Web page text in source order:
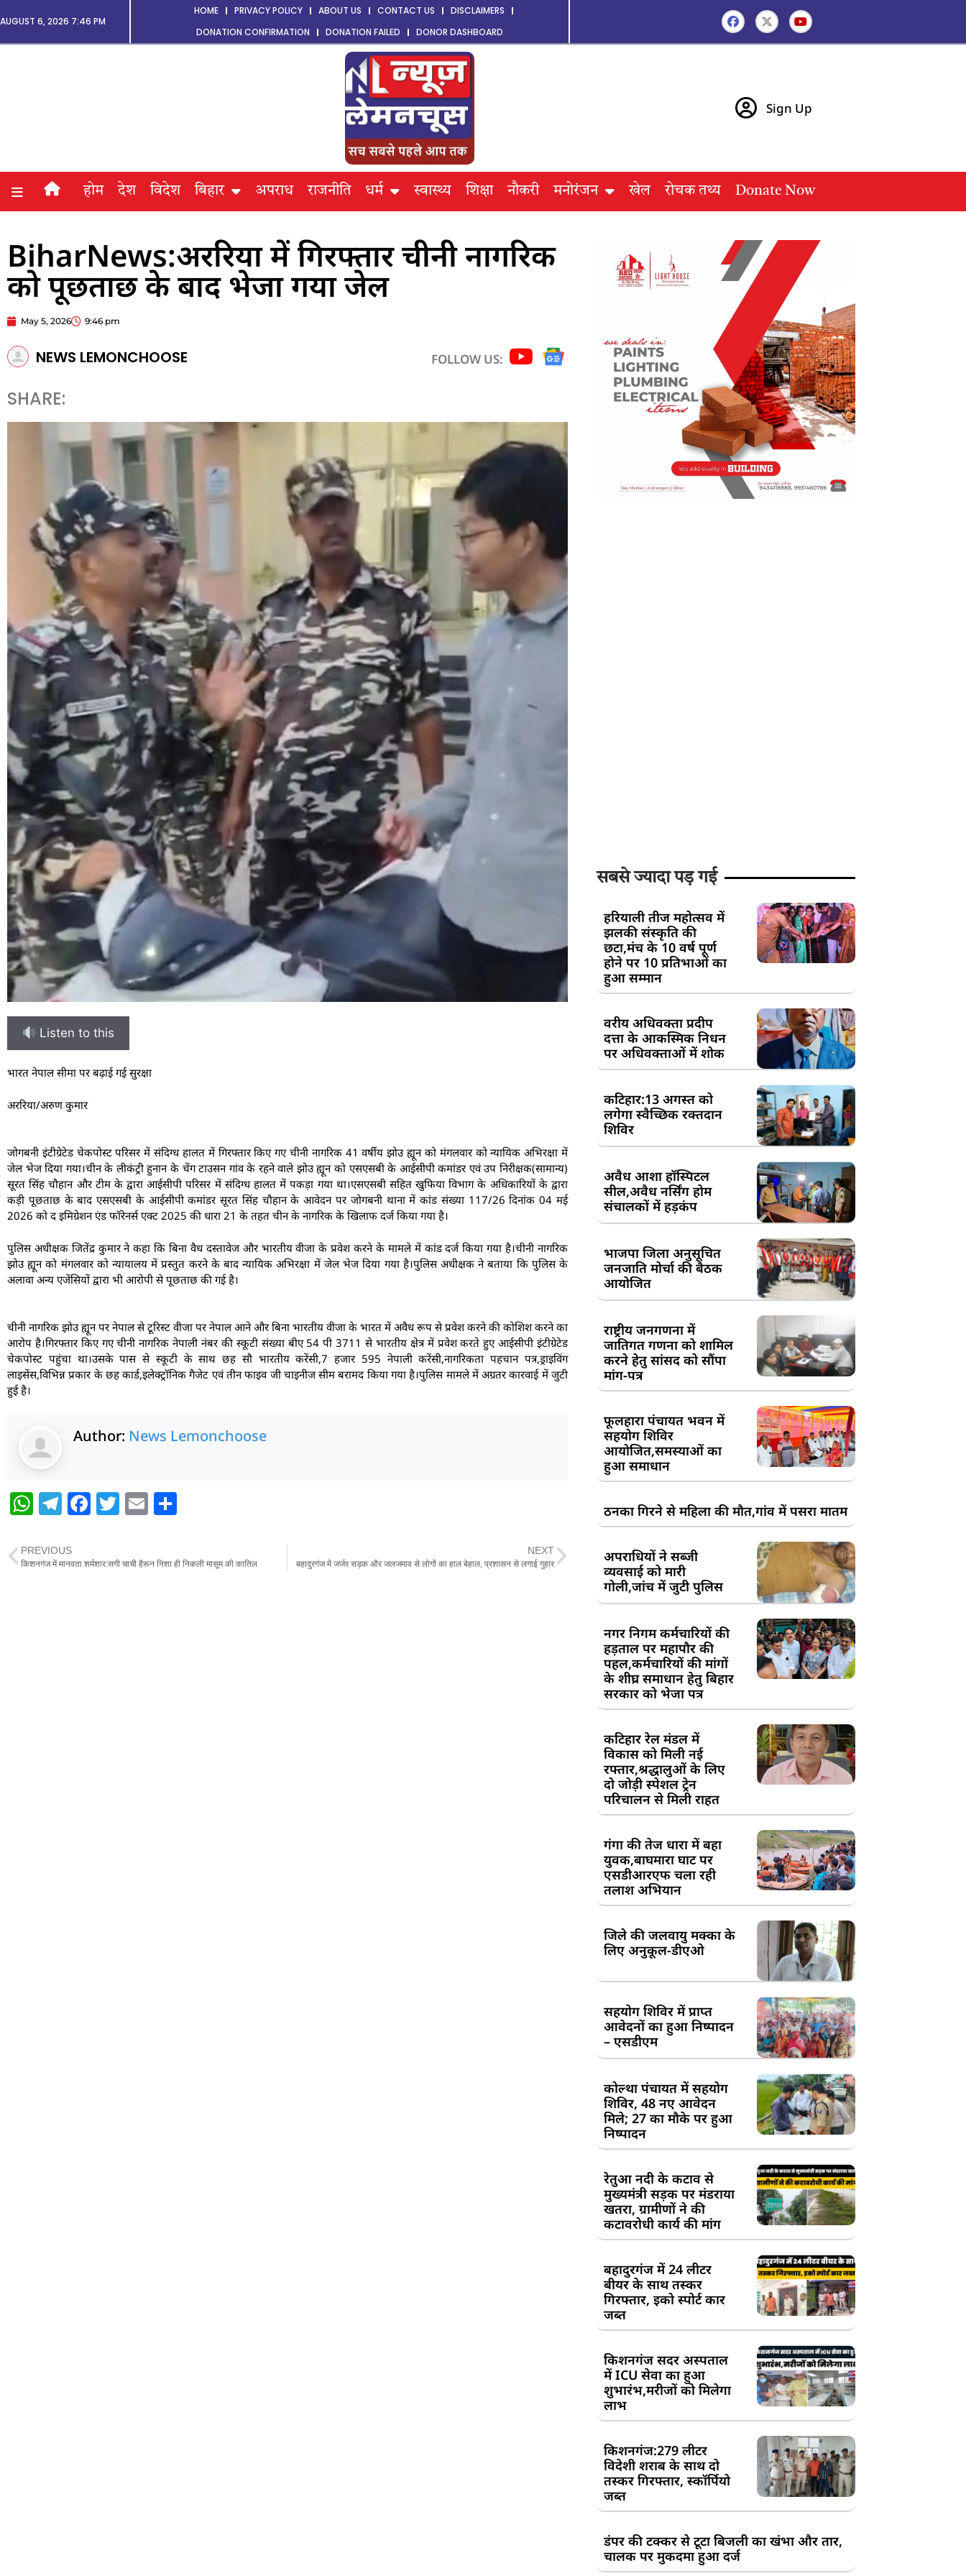
AUGUST 6, 2026 7:46 PM
HOME PRIVACY POLICY ABOUT US CONTACT US
DISCLAIMERS
DONATION CONFIRMATION
DONATION FAILED DONOR DASHBOARD
Sign Up
होम देश विदेश बिहार अपराध राजनीति धर्म स्वास्थ्य शिक्षा नौकरी मनोरंजन खेल रोचक तथ्य Donate Now
BiharNews:अररिया में गिरफ्तार चीनी नागरिक
को पूछताछ के बाद भेजा गया जेल
May 5, 2026 9:46 pm
NEWS LEMONCHOOSE FOLLOW US:
SHARE:
Listen to this
भारत नेपाल सीमा पर बढ़ाई गई सुरक्षा
अररिया/अरुण कुमार
जोगबनी इंटीग्रेटेड चेकपोस्ट परिसर में संदिग्ध हालत में गिरफ्तार किए गए चीनी नागरिक 41 वर्षीय झोउ ह्यून को मंगलवार को न्यायिक अभिरक्षा में
जेल भेज दिया गया।चीन के लीकंट्री हुनान के चेंग टाउसन गांव के रहने वाले झोउ ह्यून को एसएसबी के आईसीपी कमांडर एवं उप निरीक्षक(सामान्य)
सूरत सिंह चौहान और टीम के द्वारा आईसीपी परिसर में संदिग्ध हालत में पकड़ा गया था।एसएसबी सहित खुफिया विभाग के अधिकारियों के द्वारा
कड़ी पूछताछ के बाद एसएसबी के आईसीपी कमांडर सूरत सिंह चौहान के आवेदन पर जोगबनी थाना में कांड संख्या 117/26 दिनांक 04 मई
2026 को द इमिग्रेशन एंड फॉरेनर्स एक्ट 2025 की धारा 21 के तहत चीन के नागरिक के खिलाफ दर्ज किया गया है।
पुलिस अधीक्षक जितेंद्र कुमार ने कहा कि बिना वैध दस्तावेज और भारतीय वीजा के प्रवेश करने के मामले में कांड दर्ज किया गया है।चीनी नागरिक
झोउ ह्यून को मंगलवार को न्यायालय में प्रस्तुत करने के बाद न्यायिक अभिरक्षा में जेल भेज दिया गया है।पुलिस अधीक्षक ने बताया कि पुलिस के
अलावा अन्य एजेंसियों द्वारा भी आरोपी से पूछताछ की गई है।
चीनी नागरिक झोउ ह्यून पर नेपाल से टूरिस्ट वीजा पर नेपाल आने और बिना भारतीय वीजा के भारत में अवैध रूप से प्रवेश करने की कोशिश करने का
आरोप है।गिरफ्तार किए गए चीनी नागरिक नेपाली नंबर की स्कूटी संख्या बीए 54 पी 3711 से भारतीय क्षेत्र में प्रवेश करते हुए आईसीपी इंटीग्रेटेड
चेकपोस्ट पहुंचा था।उसके पास से स्कूटी के साथ छह सौ भारतीय करेंसी,7 हजार 595 नेपाली करेंसी,नागरिकता पहचान पत्र,ड्राइविंग
लाइसेंस,विभिन्न प्रकार के छह कार्ड,इलेक्ट्रॉनिक गैजेट एवं तीन फाइव जी चाइनीज सीम बरामद किया गया है।पुलिस मामले में अग्रतर कारवाई में जुटी
हुई है।
Author: News Lemonchoose
W
at
s
T
e
g
F
e
T
er
E
l e
PREVIOUS
किशनगंज में मानवता शर्मशार:सगी चाची हैरून निशा ही निकली मासूम की कातिल
NEXT
बहादुरगंज में जर्जर सड़क और जलजमाव से लोगों का हाल बेहाल, प्रशासन से लगाई गुहार
सबसे ज्यादा पड़ गई
हरियाली तीज महोत्सव में
झलकी संस्कृति की
छटा,मंच के 10 वर्ष पूर्ण
होने पर 10 प्रतिभाओं का
हुआ सम्मान
वरीय अधिवक्ता प्रदीप
दत्ता के आकस्मिक निधन
पर अधिवक्ताओं में शोक
कटिहार:13 अगस्त को
लगेगा स्वैच्छिक रक्तदान
शिविर
अवैध आशा हॉस्पिटल
सील,अवैध नर्सिंग होम
संचालकों में हड़कंप
भाजपा जिला अनुसूचित
जनजाति मोर्चा की बैठक
आयोजित
राष्ट्रीय जनगणना में
जातिगत गणना को शामिल
करने हेतु सांसद को सौंपा
मांग-पत्र
फूलहारा पंचायत भवन में
सहयोग शिविर
आयोजित,समस्याओं का
हुआ समाधान
ठनका गिरने से महिला की मौत,गांव में पसरा मातम
अपराधियों ने सब्जी
व्यवसाई को मारी
गोली,जांच में जुटी पुलिस
नगर निगम कर्मचारियों की
हड़ताल पर महापौर की
पहल,कर्मचारियों की मांगों
के शीघ्र समाधान हेतु बिहार
सरकार को भेजा पत्र
कटिहार रेल मंडल में
विकास को मिली नई
रफ्तार,श्रद्धालुओं के लिए
दो जोड़ी स्पेशल ट्रेन
परिचालन से मिली राहत
गंगा की तेज धारा में बहा
युवक,बाघमारा घाट पर
एसडीआरएफ चला रही
तलाश अभियान
जिले की जलवायु मक्का के
लिए अनुकूल-डीएओ
सहयोग शिविर में प्राप्त
आवेदनों का हुआ निष्पादन
– एसडीएम
कोल्था पंचायत में सहयोग
शिविर, 48 नए आवेदन
मिले; 27 का मौके पर हुआ
निष्पादन
रेतुआ नदी के कटाव से
मुख्यमंत्री सड़क पर मंडराया
खतरा, ग्रामीणों ने की
कटावरोधी कार्य की मांग
बहादुरगंज में 24 लीटर
बीयर के साथ तस्कर
गिरफ्तार, इको स्पोर्ट कार
जब्त
किशनगंज सदर अस्पताल
में ICU सेवा का हुआ
शुभारंभ,मरीजों को मिलेगा
लाभ
किशनगंज:279 लीटर
विदेशी शराब के साथ दो
तस्कर गिरफ्तार, स्कॉर्पियो
जब्त
डंपर की टक्कर से टूटा बिजली का खंभा और तार,
चालक पर मुकदमा हुआ दर्ज